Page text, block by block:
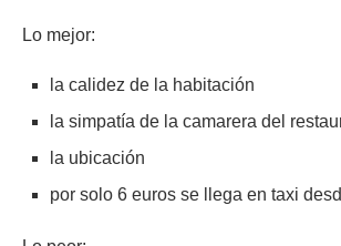
Lo mejor:
la calidez de la habitación
la simpatía de la camarera del
la ubicación
por solo 6 euros se llega en taxi